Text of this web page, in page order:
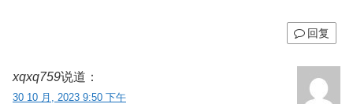
回复
xqxq759说道：
30 10 月, 2023 9:50 下午